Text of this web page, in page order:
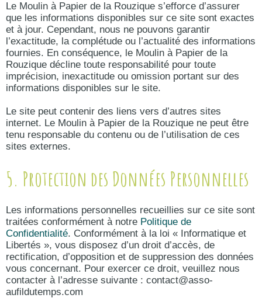
Le Moulin à Papier de la Rouzique s’efforce d’assurer
que les informations disponibles sur ce site sont exactes
et à jour. Cependant, nous ne pouvons garantir
l’exactitude, la complétude ou l’actualité des informations
fournies. En conséquence, le Moulin à Papier de la
Rouzique décline toute responsabilité pour toute
imprécision, inexactitude ou omission portant sur des
informations disponibles sur le site.
Le site peut contenir des liens vers d’autres sites
internet. Le Moulin à Papier de la Rouzique ne peut être
tenu responsable du contenu ou de l’utilisation de ces
sites externes.
5. Protection des Données Personnelles
Les informations personnelles recueillies sur ce site sont
traitées conformément à notre Politique de
Confidentialité. Conformément à la loi « Informatique et
Libertés », vous disposez d’un droit d’accès, de
rectification, d’opposition et de suppression des données
vous concernant. Pour exercer ce droit, veuillez nous
contacter à l’adresse suivante : contact@asso-
aufildutemps.com